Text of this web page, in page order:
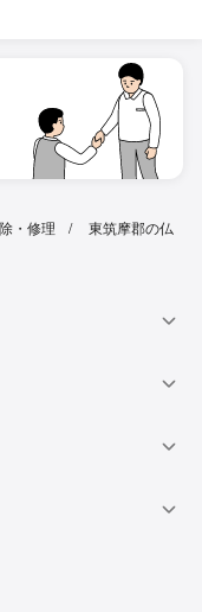
・修理
東筑摩郡の仏